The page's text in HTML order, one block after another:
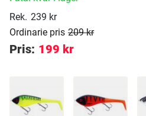
Rek. 239 kr
Ordinarie pris 209 kr
Pris: 199 kr